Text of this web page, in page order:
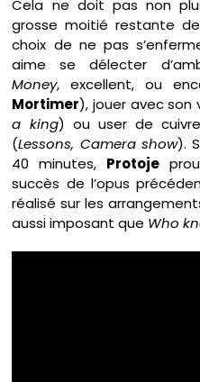
Cela ne doit pas non
grosse moitié restante de
choix de ne pas
aime se délecter
Money, excellent, ou
Mortimer), jouer avec son
a king) ou user de
(Lessons, Camera show).
40 minutes, Protoje
succès de l’opus
réalisé sur les
aussi imposant que Who